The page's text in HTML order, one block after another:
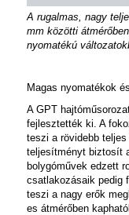
A rugalmas, nagy
mm közötti
nyomatékú
Magas nyomatékok
A GPT
fejlesztették ki. A
teszi a rövidebb
teljesítményt biztosít
bolygóművek edzett
csatlakozásaik pedig
teszi a nagy erők
es átmérőben